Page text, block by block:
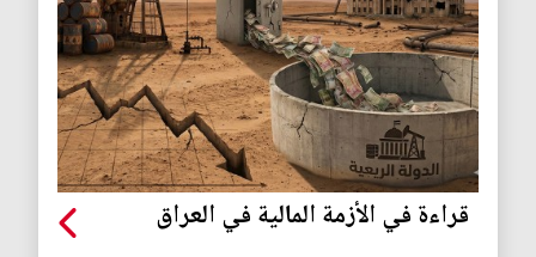
قراءة في الأزمة المالية في العراق